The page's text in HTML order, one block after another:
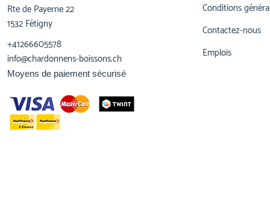
Rte de Payerne 22
1532 Fétigny
+41266605578
info@chardonnens-boissons.ch
Conditions
Contactez-nous
Emplois
Moyens de paiement sécurisé